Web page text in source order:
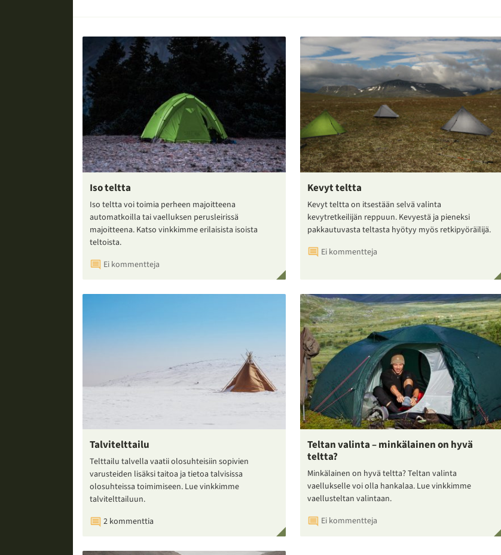
Iso teltta
Iso teltta voi toimia perheen majoitteena
automatkoilla tai vaelluksen perusleirissä
majoitteena. Katso vinkkimme erilaisista isoista
teltoista.
Ei kommentteja
Kevyt teltta
Kevyt teltta on itsestään selvä valinta
kevytretkeilijän reppuun. Kevyestä ja pieneksi
pakkautuvasta teltasta hyötyy myös retkipyöräilijä.
Ei kommentteja
Talvitelttailu
Telttailu talvella vaatii olosuhteisiin sopivien
varusteiden lisäksi taitoa ja tietoa talvisissa
olosuhteissa toimimiseen. Lue vinkkimme
talvitelttailuun.
2 kommenttia
Teltan valinta – minkälainen on hyvä
teltta?
Minkälainen on hyvä teltta? Teltan valinta
vaellukselle voi olla hankalaa. Lue vinkkimme
vaellusteltan valintaan.
Ei kommentteja